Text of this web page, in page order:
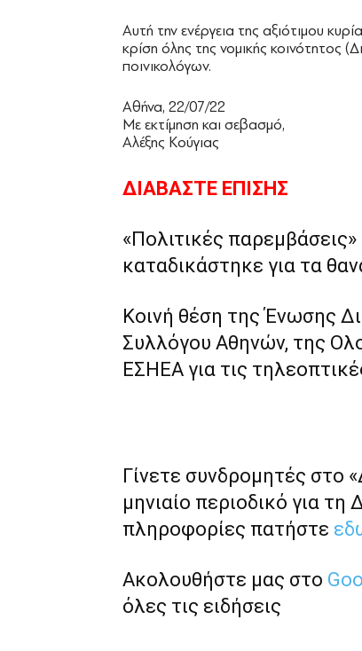
Αυτή την ενέργεια της αξιότιμου
κρίση όλης της νομικής κοινότητος
ποινικολόγων.
Αθήνα, 22/07/22
Με εκτίμηση και σεβασμό,
Αλέξης Κούγιας
ΔΙΑΒΑΣΤΕ ΕΠΙΣΗΣ
«Πολιτικές
καταδικάστηκε για τα
Κοινή θέση της Ένωσης
Συλλόγου Αθηνών, της
ΕΣΗΕΑ για τις
Γίνετε συνδρομητές στο
μηνιαίο περιοδικό για τη
πληροφορίες πατήστε
Ακολουθήστε μας στο
όλες τις ειδήσεις